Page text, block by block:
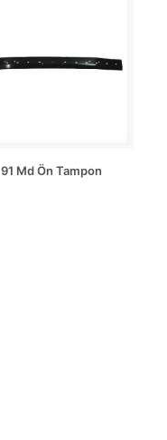
91 Md Ön Tampon